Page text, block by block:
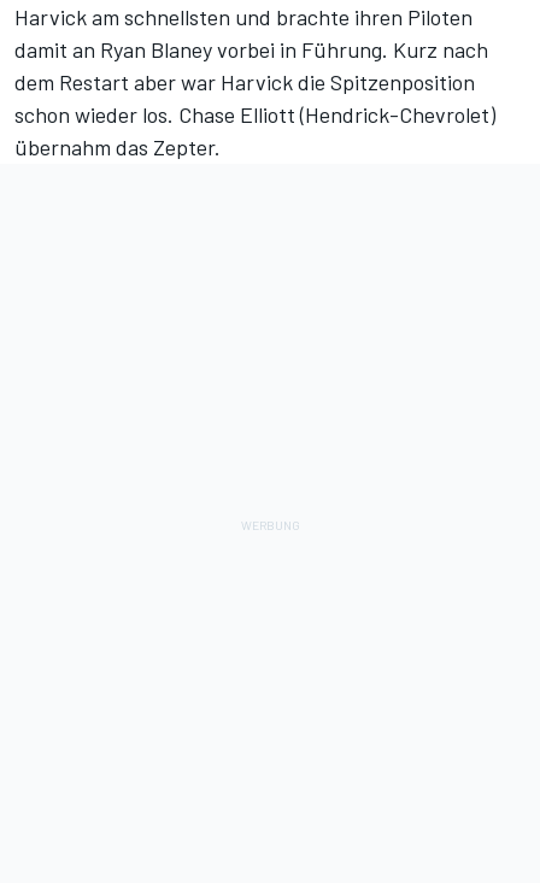
Harvick am schnellsten und brachte ihren Piloten
damit an Ryan Blaney vorbei in Führung. Kurz nach
dem Restart aber war Harvick die Spitzenposition
schon wieder los. Chase Elliott (Hendrick-Chevrolet)
übernahm das Zepter.